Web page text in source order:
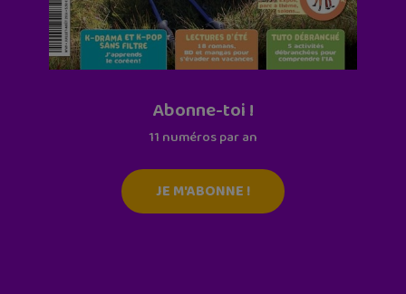
Abonne-toi !
11 numéros par an
JE M'ABONNE !